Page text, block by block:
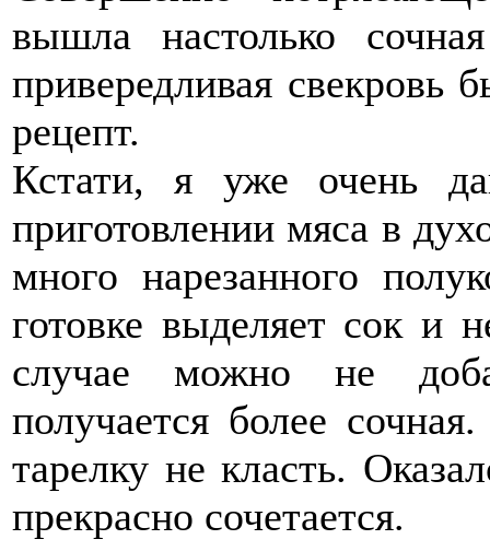
вышла настолько
привередливая свекровь
рецепт.
Кстати, я уже очень
приготовлении мяса в
много нарезанного
готовке выделяет сок и
случае можно не
получается более
тарелку не класть.
прекрасно сочетается.